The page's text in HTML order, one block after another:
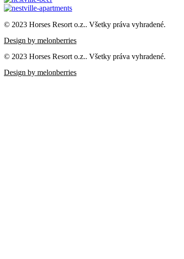
© 2023 Horses Resort o.z.. Všetky práva vyhradené.
Design by melonberries
© 2023 Horses Resort o.z.. Všetky práva vyhradené.
Design by melonberries